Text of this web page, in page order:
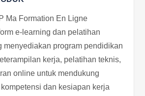
Ma Formation En Ligne
e-learning dan pelatihan
menyediakan program pendidikan
kerja, pelatihan teknis,
online untuk mendukung
dan kesiapan kerja